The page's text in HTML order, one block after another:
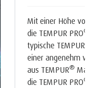
Mit einer Höhe
die TEMPUR PRO
typische TEMPUR
einer angenehm
aus TEMPUR®
die TEMPUR PRO